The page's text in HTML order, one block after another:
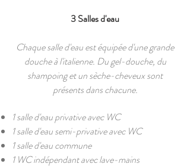
3 Salles d'eau
Chaque salle d'eau est équipée d'une grande
douche à l'italienne. Du gel-douche, du
shampoing et un sèche-cheveux sont
présents dans chacune.
1 salle d'eau privative avec WC
1 salle d'eau semi-privative avec WC
1 salle d'eau commune
1 WC indépendant avec lave-mains